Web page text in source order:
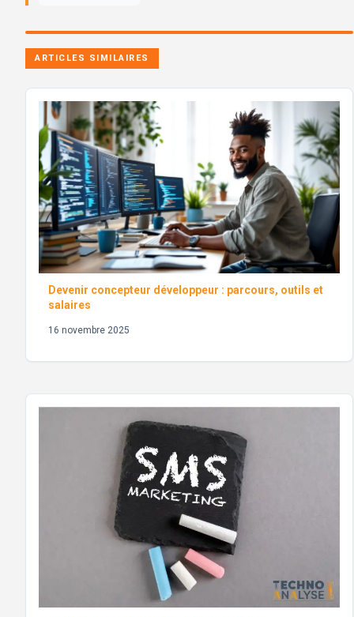
ARTICLES SIMILAIRES
Devenir concepteur développeur : parcours, outils et
salaires
16 novembre 2025